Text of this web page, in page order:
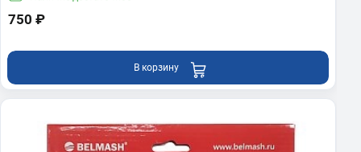
750 ₽
В корзину